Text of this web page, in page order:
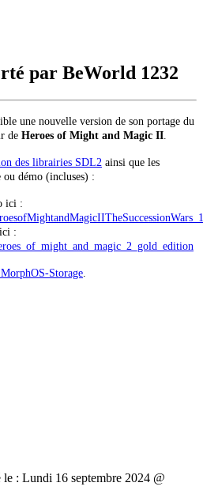
par BeWorld 1232
une nouvelle version de son portage du
de Heroes of Might and Magic II
des librairies SDL2 ainsi que les
ou démo (incluses) :
ici :
:
Storage
: Lundi 16 septembre 2024 @